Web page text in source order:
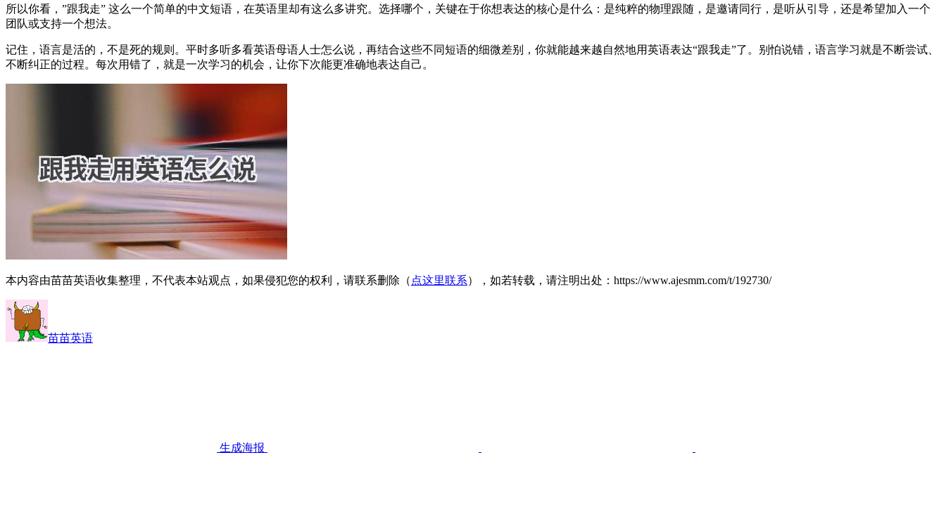
所以你看，”跟我走” 这么一个简单的中文短语，在英语里却有这么多讲究。选择哪个，关键在于你想表达的核心是什么：是纯粹的物理跟随，是邀请同行，是听从引导，还是希望加入一个
团队或支持一个想法。
记住，语言是活的，不是死的规则。平时多听多看英语母语人士怎么说，再结合这些不同短语的细微差别，你就能越来越自然地用英语表达“跟我走”了。别怕说错，语言学习就是不断尝试、
不断纠正的过程。每次用错了，就是一次学习的机会，让你下次能更准确地表达自己。
本内容由苗苗英语收集整理，不代表本站观点，如果侵犯您的权利，请联系删除（ 点这里联系），如若转载，请注明出处：https://www.ajesmm.com/t/192730/
苗苗英语
生成海报